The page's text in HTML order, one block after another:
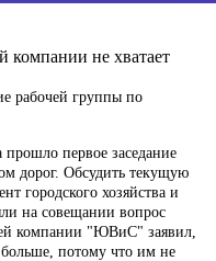
компании не хватает
рабочей группы по
прошло первое заседание
дорог. Обсудить текущую
городского хозяйства и
на совещании вопрос
компании "ЮВиС" заявил,
потому что им не